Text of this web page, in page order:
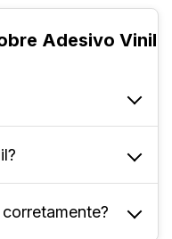
Adesivo Vinil
do plástico
autocolante,
em
adesivo vinil